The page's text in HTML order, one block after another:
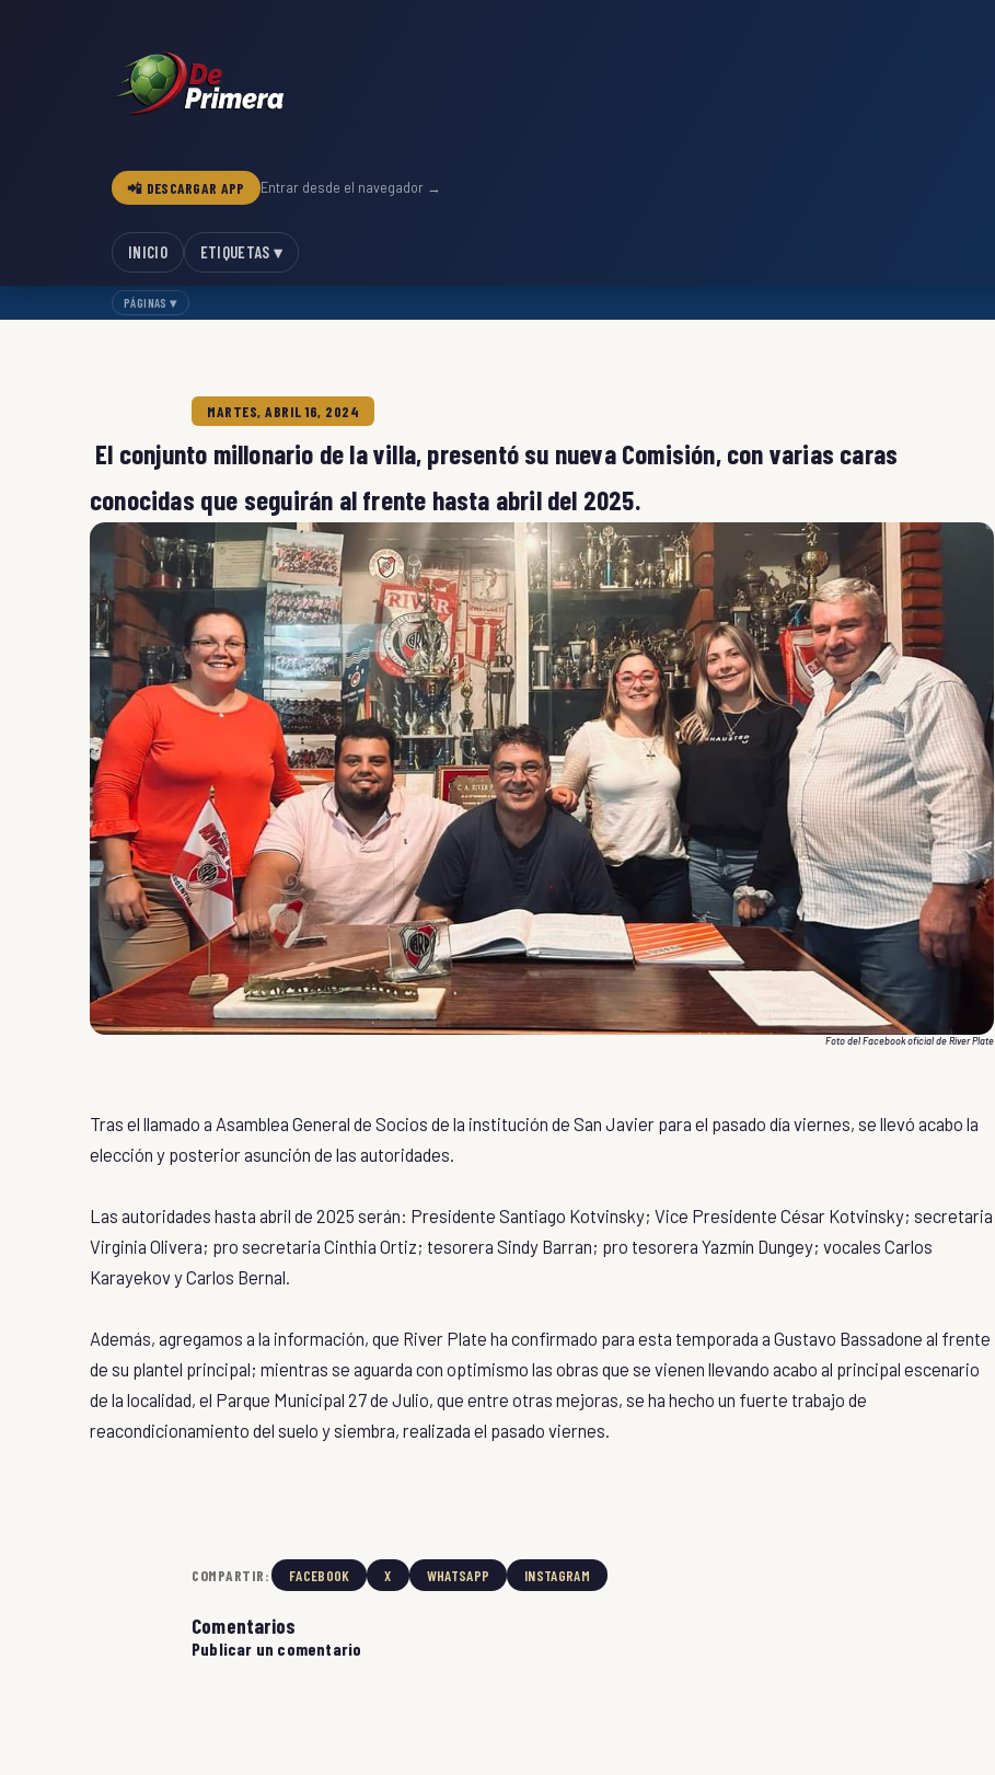
📲 DESCARGAR APP Entrar desde el navegador →
INICIO ETIQUETAS ▾
PÁGINAS ▾
MARTES, ABRIL 16, 2024
El conjunto millonario de la villa, presentó su nueva Comisión, con varias caras
conocidas que seguirán al frente hasta abril del 2025.
Foto del Facebook oficial de River Plate
Tras el llamado a Asamblea General de Socios de la institución de San Javier para el pasado día viernes, se llevó acabo la
elección y posterior asunción de las autoridades.
Las autoridades hasta abril de 2025 serán: Presidente Santiago Kotvinsky; Vice Presidente César Kotvinsky; secretaria
Virginia Olivera; pro secretaria Cinthia Ortiz; tesorera Sindy Barran; pro tesorera Yazmín Dungey; vocales Carlos
Karayekov y Carlos Bernal.
Además, agregamos a la información, que River Plate ha confirmado para esta temporada a Gustavo Bassadone al frente
de su plantel principal; mientras se aguarda con optimismo las obras que se vienen llevando acabo al principal escenario
de la localidad, el Parque Municipal 27 de Julio, que entre otras mejoras, se ha hecho un fuerte trabajo de
reacondicionamiento del suelo y siembra, realizada el pasado viernes.
COMPARTIR: FACEBOOK X WHATSAPP INSTAGRAM
Comentarios
Publicar un comentario